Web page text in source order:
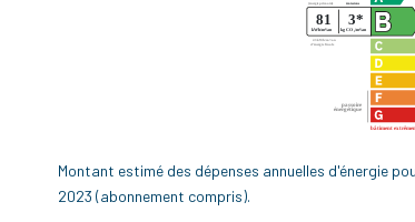
Montant estimé des dépenses annuelles d'énergie
2023 (abonnement compris).